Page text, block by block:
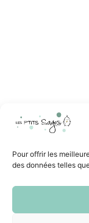
Pour offrir les
des données telles